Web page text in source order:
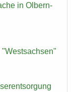
in Ol­bern­